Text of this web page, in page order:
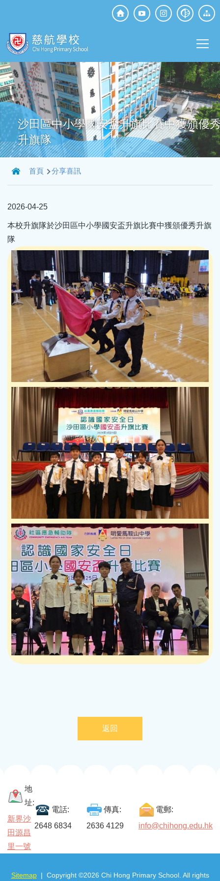
Top
Social
沙田區中小學國安盃升旗比賽中獲頒優
升旗隊
導
航
首頁 分享喜訊
2026-04-25
本校升旗隊於沙田區中小學國安盃升旗比賽中獲頒優秀升旗
隊
返回
地
址:
新界沙
田源昌
里一號
電話:
2648 6834
傳真:
2636 4129
電郵:
info@chihong.edu.hk
Sitemap| Copyright ©2026 Chi Hong Primary School. All rights